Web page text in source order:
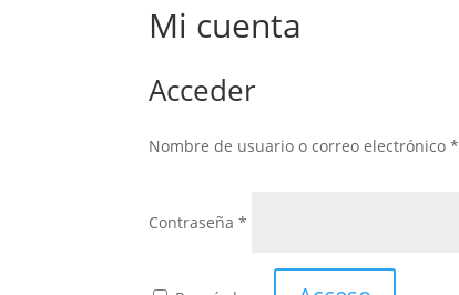
Mi cuenta
Acceder
Nombre de usuario o correo electrónico*
Contraseña*